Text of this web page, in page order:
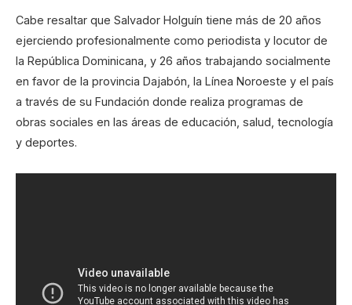
Cabe resaltar que Salvador Holguín tiene más de 20 años
ejerciendo profesionalmente como periodista y locutor de
la República Dominicana, y 26 años trabajando socialmente
en favor de la provincia Dajabón, la Línea Noroeste y el país
a través de su Fundación donde realiza programas de
obras sociales en las áreas de educación, salud, tecnología
y deportes.